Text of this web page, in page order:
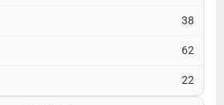
38
62
22